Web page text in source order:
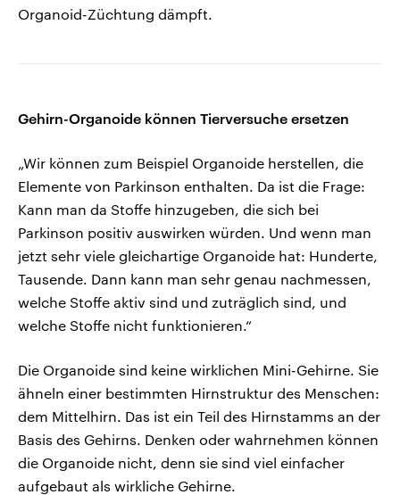
Organoid-Züchtung dämpft.
Gehirn-Organoide können Tierversuche ersetzen
„Wir können zum Beispiel Organoide herstellen, die
Elemente von Parkinson enthalten. Da ist die Frage:
Kann man da Stoffe hinzugeben, die sich bei
Parkinson positiv auswirken würden. Und wenn man
jetzt sehr viele gleichartige Organoide hat: Hunderte,
Tausende. Dann kann man sehr genau nachmessen,
welche Stoffe aktiv sind und zuträglich sind, und
welche Stoffe nicht funktionieren.“
Die Organoide sind keine wirklichen Mini-Gehirne. Sie
ähneln einer bestimmten Hirnstruktur des Menschen:
dem Mittelhirn. Das ist ein Teil des Hirnstamms an der
Basis des Gehirns. Denken oder wahrnehmen können
die Organoide nicht, denn sie sind viel einfacher
aufgebaut als wirkliche Gehirne.